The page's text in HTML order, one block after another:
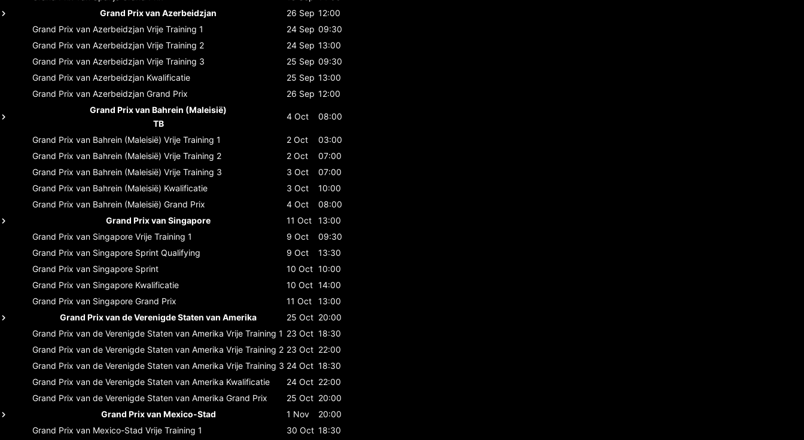
Grand Prix van Azerbeidzjan
26 Sep 12:00
Grand Prix van Azerbeidzjan Vrije Training 1 24 Sep 09:30
Grand Prix van Azerbeidzjan Vrije Training 2 24 Sep 13:00
Grand Prix van Azerbeidzjan Vrije Training 3 25 Sep 09:30
Grand Prix van Azerbeidzjan Kwalificatie 25 Sep 13:00
Grand Prix van Azerbeidzjan Grand Prix 26 Sep 12:00
Grand Prix van Bahrein (Maleisië)
TB
4 Oct 08:00
Grand Prix van Bahrein (Maleisië) Vrije Training 1 2 Oct
03:00
Grand Prix van Bahrein (Maleisië) Vrije Training 2 2 Oct
07:00
Grand Prix van Bahrein (Maleisië) Vrije Training 3 3 Oct
07:00
Grand Prix van Bahrein (Maleisië) Kwalificatie 3 Oct
10:00
Grand Prix van Bahrein (Maleisië) Grand Prix 4 Oct
08:00
Grand Prix van Singapore
11 Oct
13:00
Grand Prix van Singapore Vrije Training 1 9 Oct
09:30
Grand Prix van Singapore Sprint Qualifying 9 Oct
13:30
Grand Prix van Singapore Sprint 10 Oct 10:00
Grand Prix van Singapore Kwalificatie 10 Oct 14:00
Grand Prix van Singapore Grand Prix 11 Oct
13:00
Grand Prix van de Verenigde Staten van Amerika
25 Oct 20:00
Grand Prix van de Verenigde Staten van Amerika Vrije Training 1 23 Oct 18:30
Grand Prix van de Verenigde Staten van Amerika Vrije Training 2 23 Oct 22:00
Grand Prix van de Verenigde Staten van Amerika Vrije Training 3 24 Oct 18:30
Grand Prix van de Verenigde Staten van Amerika Kwalificatie 24 Oct 22:00
Grand Prix van de Verenigde Staten van Amerika Grand Prix 25 Oct 20:00
Grand Prix van Mexico-Stad
1 Nov
20:00
Grand Prix van Mexico-Stad Vrije Training 1 30 Oct 18:30